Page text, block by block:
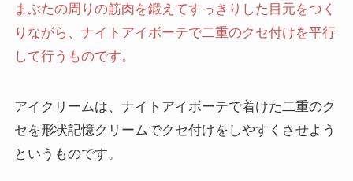
まぶたの周りの筋肉を鍛えてすっきりした目元をつく
りながら、ナイトアイボーテで二重のクセ付けを平行
して行うものです。
アイクリームは、ナイトアイボーテで着けた二重のク
セを形状記憶クリームでクセ付けをしやすくさせよう
というものです。